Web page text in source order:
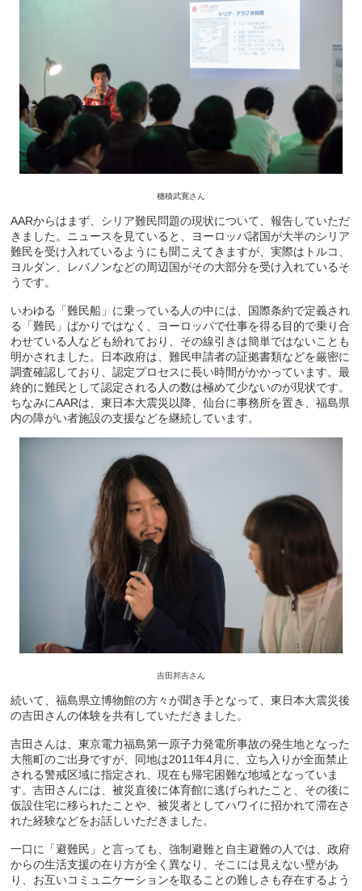
穗積武寛さん
AARからはまず、シリア難民問題の現状について、報告していただ
きました。ニュースを見ていると、ヨーロッパ諸国が大半のシリア
難民を受け入れているようにも聞こえてきますが、実際はトルコ、
ヨルダン、レバノンなどの周辺国がその大部分を受け入れているそ
うです。
いわゆる「難民船」に乗っている人の中には、国際条約で定義され
る「難民」ばかりではなく、ヨーロッパで仕事を得る目的で乗り合
わせている人なども紛れており、その線引きは簡単ではないことも
明かされました。日本政府は、難民申請者の証拠書類などを厳密に
調査確認しており、認定プロセスに長い時間がかかっています。最
終的に難民として認定される人の数は極めて少ないのが現状です。
ちなみにAARは、東日本大震災以降、仙台に事務所を置き、福島県
内の障がい者施設の支援などを継続しています。
吉田邦吉さん
続いて、福島県立博物館の方々が聞き手となって、東日本大震災後
の吉田さんの体験を共有していただきました。
吉田さんは、東京電力福島第一原子力発電所事故の発生地となった
大熊町のご出身ですが、同地は2011年4月に、立ち入りが全面禁止
される警戒区域に指定され、現在も帰宅困難な地域となっていま
す。吉田さんには、被災直後に体育館に逃げられたこと、その後に
仮設住宅に移られたことや、被災者としてハワイに招かれて滞在さ
れた経験などをお話しいただきました。
一口に「避難民」と言っても、強制避難と自主避難の人では、政府
からの生活支援の在り方が全く異なり、そこには見えない壁があ
り、お互いコミュニケーションを取ることの難しさも存在するよう